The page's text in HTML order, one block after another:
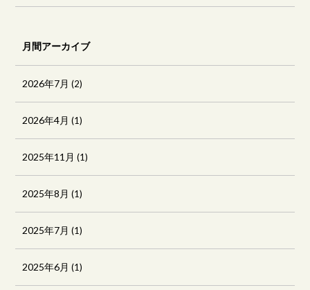
月間アーカイブ
2026年7月 (2)
2026年4月 (1)
2025年11月 (1)
2025年8月 (1)
2025年7月 (1)
2025年6月 (1)